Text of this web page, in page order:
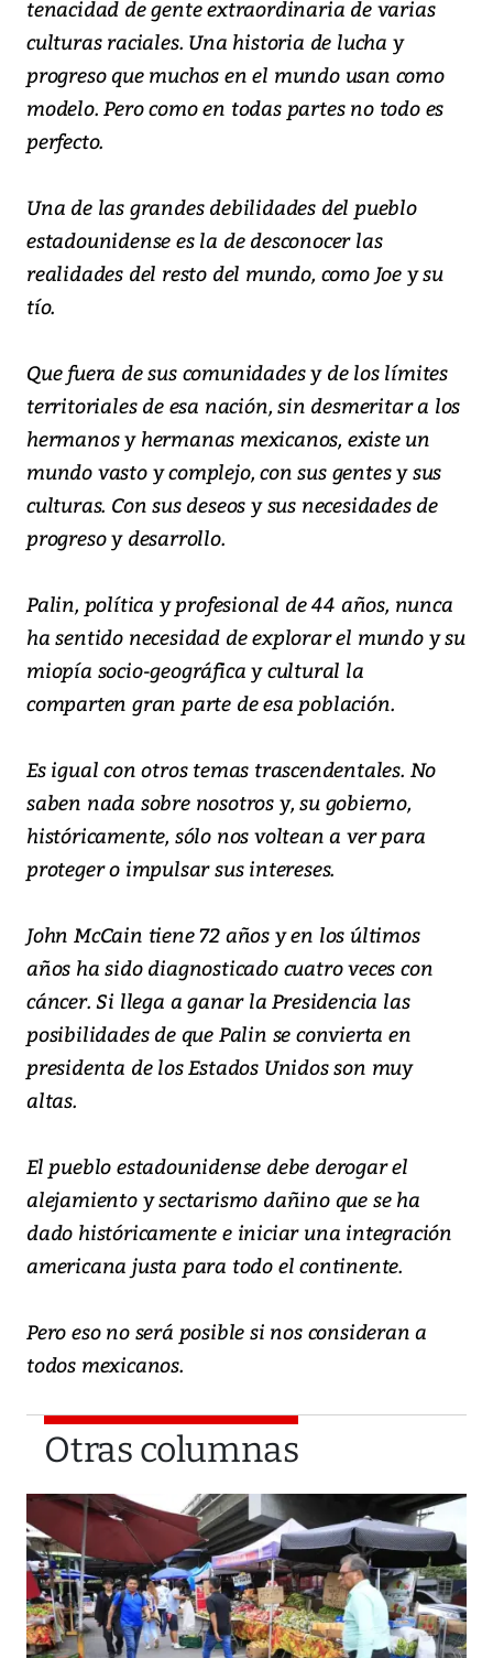
tenacidad de gente extraordinaria de varias
culturas raciales. Una historia de lucha y
progreso que muchos en el mundo usan como
modelo. Pero como en todas partes no todo es
perfecto.
Una de las grandes debilidades del pueblo
estadounidense es la de desconocer las
realidades del resto del mundo, como Joe y su
tío.
Que fuera de sus comunidades y de los límites
territoriales de esa nación, sin desmeritar a los
hermanos y hermanas mexicanos, existe un
mundo vasto y complejo, con sus gentes y sus
culturas. Con sus deseos y sus necesidades de
progreso y desarrollo.
Palin, política y profesional de 44 años, nunca
ha sentido necesidad de explorar el mundo y su
miopía socio-geográfica y cultural la
comparten gran parte de esa población.
Es igual con otros temas trascendentales. No
saben nada sobre nosotros y, su gobierno,
históricamente, sólo nos voltean a ver para
proteger o impulsar sus intereses.
John McCain tiene 72 años y en los últimos
años ha sido diagnosticado cuatro veces con
cáncer. Si llega a ganar la Presidencia las
posibilidades de que Palin se convierta en
presidenta de los Estados Unidos son muy
altas.
El pueblo estadounidense debe derogar el
alejamiento y sectarismo dañino que se ha
dado históricamente e iniciar una integración
americana justa para todo el continente.
Pero eso no será posible si nos consideran a
todos mexicanos.
Otras columnas